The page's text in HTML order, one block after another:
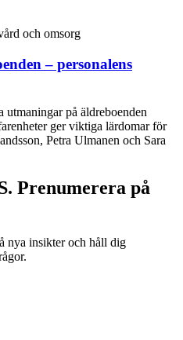
och omsorg
– personalens
utmaningar på äldreboenden
ger viktiga lärdomar för
Petra Ulmanen och Sara
Prenumerera på
nya insikter och håll dig